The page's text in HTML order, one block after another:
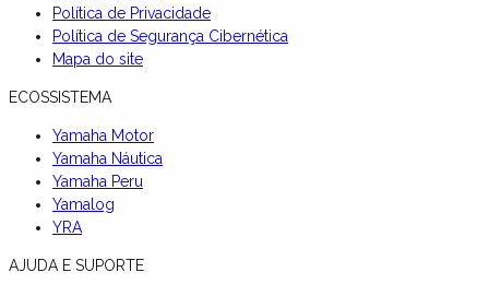
Política de Privacidade
Política de Segurança Cibernética
Mapa do site
ECOSSISTEMA
Yamaha Motor
Yamaha Náutica
Yamaha Peru
Yamalog
YRA
AJUDA E SUPORTE